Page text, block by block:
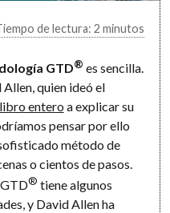
de lectura: 2 minutos
GTD® es sencilla.
quien ideó el
entero a explicar su
pensar por ello
método de
o cientos de pasos.
® tiene algunos
y David Allen ha